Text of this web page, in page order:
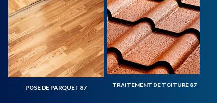
POSE DE PARQUET 87 TRAITEMENT DE TOITURE 87